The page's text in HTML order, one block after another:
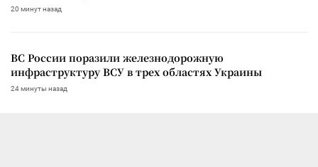
20 минут назад
ВС России поразили железнодорожную
инфраструктуру ВСУ в трех областях Украины
24 минуты назад